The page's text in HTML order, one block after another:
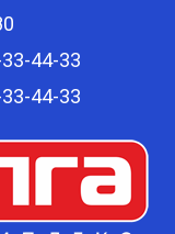
44-33
44-33